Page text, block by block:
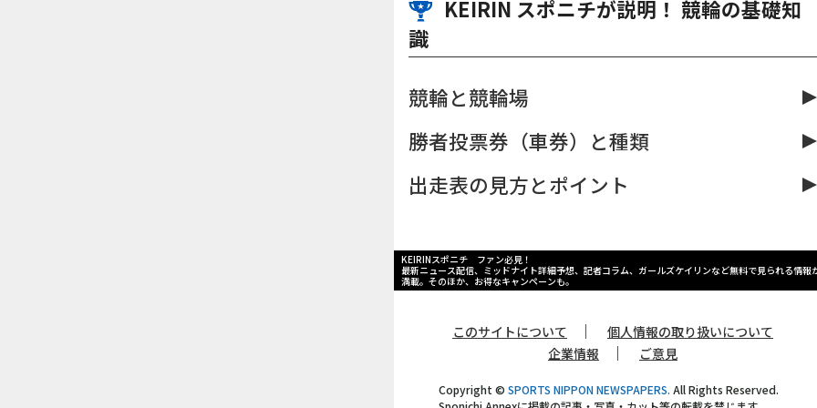
KEIRIN スポニチが説明！ 競輪の基礎知
識
競輪と競輪場
勝者投票券（車券）と種類
出走表の見方とポイント
KEIRINスポニチ ファン必見！
最新ニュース配信、ミッドナイト詳細予想、記者コラム、ガールズケイリンなど無料で見られる情報
満載。そのほか、お得なキャンペーンも。
このサイトについて ｜
個人情報の取り扱いについて
企業情報
｜ ご意見
Copyright © SPORTS NIPPON NEWSPAPERS. All Rights Reserved.